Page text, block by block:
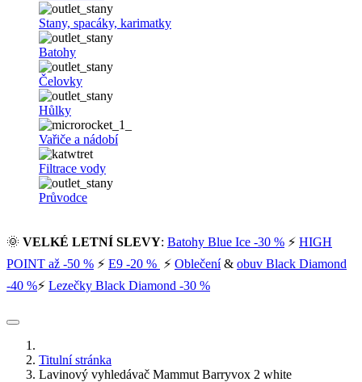
Stany, spacáky, karimatky
Batohy
Čelovky
Hůlky
Vařiče a nádobí
Filtrace vody
Průvodce
🌞 VELKÉ LETNÍ SLEVY: Batohy Blue Ice -30 % ⚡ HIGH
POINT až -50 % ⚡ E9 -20 % ⚡ Oblečení& obuv Black Diamond
-40 %⚡ Lezečky Black Diamond -30 %
Titulní stránka
Lavinový vyhledávač Mammut Barryvox 2 white